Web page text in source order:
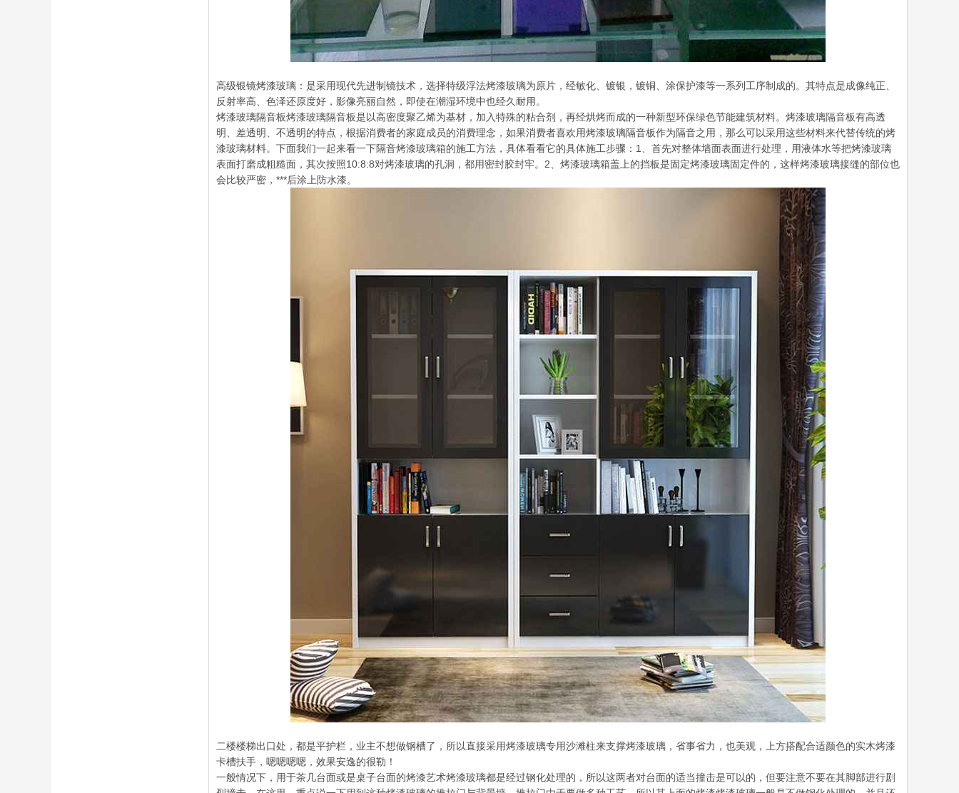
高级银镜烤漆玻璃：是采用现代先进制镜技术，选择特级浮法烤漆玻璃为原片，经敏化、镀银，镀铜、涂保护漆等一系列工序制成的。其特点是成像纯正、
反射率高、色泽还原度好，影像亮丽自然，即使在潮湿环境中也经久耐用。
烤漆玻璃隔音板烤漆玻璃隔音板是以高密度聚乙烯为基材，加入特殊的粘合剂，再经烘烤而成的一种新型环保绿色节能建筑材料。烤漆玻璃隔音板有高透
明、差透明、不透明的特点，根据消费者的家庭成员的消费理念，如果消费者喜欢用烤漆玻璃隔音板作为隔音之用，那么可以采用这些材料来代替传统的烤
漆玻璃材料。下面我们一起来看一下隔音烤漆玻璃箱的施工方法，具体看看它的具体施工步骤：1、首先对整体墙面表面进行处理，用液体水等把烤漆玻璃
表面打磨成粗糙面，其次按照10:8:8对烤漆玻璃的孔洞，都用密封胶封牢。2、烤漆玻璃箱盖上的挡板是固定烤漆玻璃固定件的，这样烤漆玻璃接缝的部位也
会比较严密，***后涂上防水漆。
二楼楼梯出口处，都是平护栏，业主不想做钢槽了，所以直接采用烤漆玻璃专用沙滩柱来支撑烤漆玻璃，省事省力，也美观，上方搭配合适颜色的实木烤漆
卡槽扶手，嗯嗯嗯嗯，效果安逸的很勒！
一般情况下，用于茶几台面或是桌子台面的烤漆艺术烤漆玻璃都是经过钢化处理的，所以这两者对台面的适当撞击是可以的，但要注意不要在其脚部进行剧